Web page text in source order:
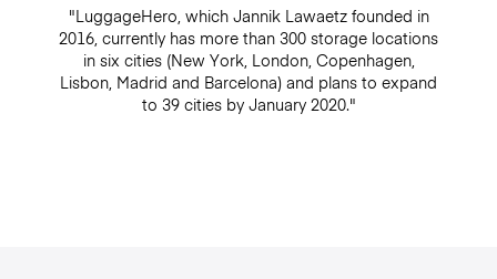
"LuggageHero, which Jannik Lawaetz founded in
2016, currently has more than 300 storage locations
in six cities (New York, London, Copenhagen,
Lisbon, Madrid and Barcelona) and plans to expand
to 39 cities by January 2020."